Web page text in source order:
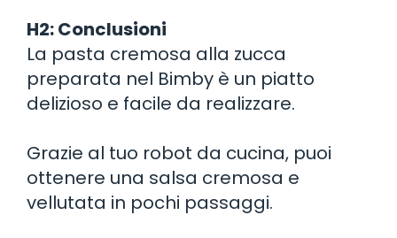
H2: Conclusioni
La pasta cremosa alla zucca
preparata nel Bimby è un piatto
delizioso e facile da realizzare.
Grazie al tuo robot da cucina, puoi
ottenere una salsa cremosa e
vellutata in pochi passaggi.